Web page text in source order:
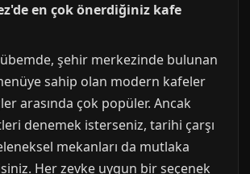
en çok önerdiğiniz kafe
şehir merkezinde bulunan
sahip olan modern kafeler
arasında çok popüler. Ancak
denemek isterseniz, tarihi çarşı
mekanları da mutlaka
Her zevke uygun bir seçenek